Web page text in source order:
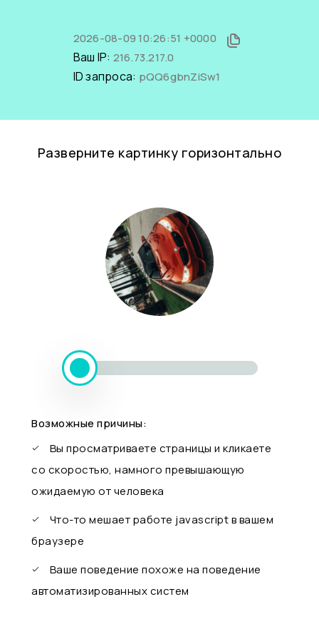
2026-08-09 10:26:51 +0000
Ваш IP: 216.73.217.0
ID запроса: pQQ6gbnZiSw1
Разверните картинку горизонтально
Возможные причины:
Вы просматриваете страницы и кликаете
со скоростью, намного превышающую
ожидаемую от человека
Что-то мешает работе javascript в вашем
браузере
Ваше поведение похоже на поведение
автоматизированных систем